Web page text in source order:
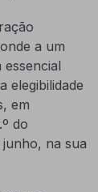
a um
essencial
elegibilidade
em
do
junho, na sua